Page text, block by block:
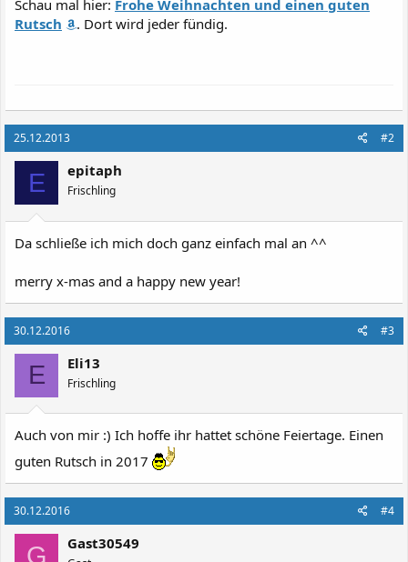
Schau mal hier: Frohe Weihnachten und einen guten
Rutsch
. Dort wird jeder fündig.
25.12.2013 #2
E epitaph
Frischling
Da schließe ich mich doch ganz einfach mal an ^^
merry x-mas and a happy new year!
30.12.2016 #3
E Eli13
Frischling
Auch von mir :) Ich hoffe ihr hattet schöne Feiertage. Einen
guten Rutsch in 2017
30.12.2016 #4
G Gast30549